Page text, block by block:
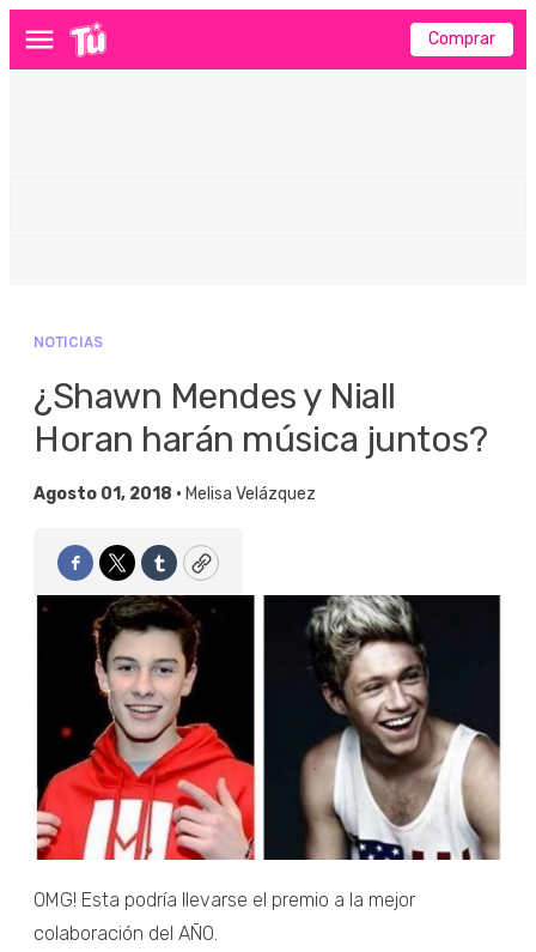
Menú Comprar
NOTICIAS
¿Shawn Mendes y Niall
Horan harán música juntos?
Agosto 01, 2018 • Melisa Velázquez
Facebook
TwitterTumblrCopy
OMG! Esta podría llevarse el premio a la mejor
colaboración del AÑO.